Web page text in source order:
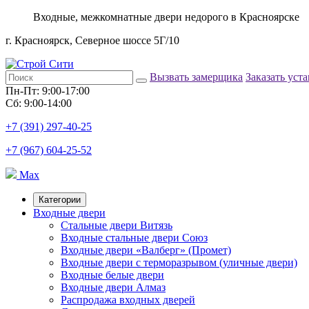
Входные, межкомнатные двери недорого в Красноярске
г. Красноярск, Северное шоссе 5Г/10
Вызвать замерщика Заказать
Пн-Пт: 9:00-17:00
Сб: 9:00-14:00
+7 (391) 297-40-25
+7 (967) 604-25-52
Max
Категории
Входные двери
Стальные двери Витязь
Входные стальные двери Союз
Входные двери «Валберг» (Промет)
Входные двери с терморазрывом (уличные двери)
Входные белые двери
Входные двери Алмаз
Распродажа входных дверей